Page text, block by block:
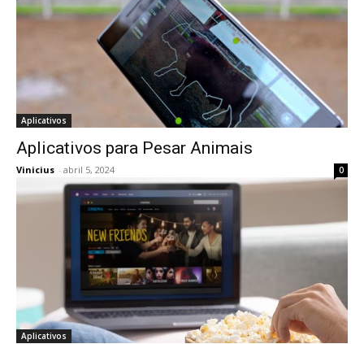
Aplicativos
Aplicativos para Pesar Animais
Vinicius - abril 5, 2024 0
Aplicativos